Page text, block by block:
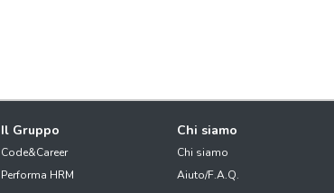
Il Gruppo
Code&Career
Performa HRM
Chi siamo
Chi siamo
Aiuto/F.A.Q.